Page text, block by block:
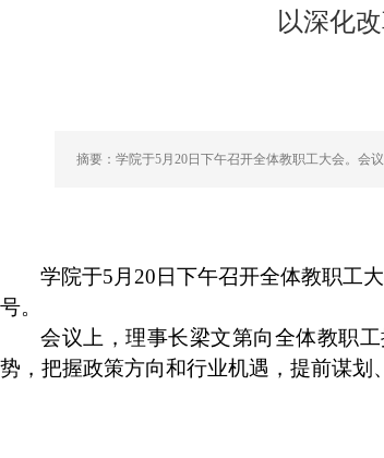
以深化
摘要：学院于5月20日下午召开全体教职工大会。会
学院于5 月 20 日下午召开全体教职工
号。
会议上，理事长梁文第向全体教职
势，把握政策方向和行业机遇，提前谋划